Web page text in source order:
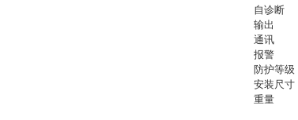
自诊断
输出
通讯
报警
防护等级
安装尺寸
重量